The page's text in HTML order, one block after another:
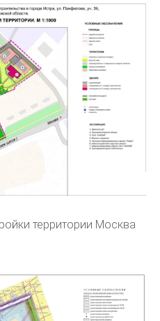
территории Москва